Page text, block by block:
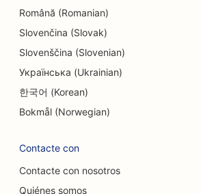
SEO para Escape Rooms
OE para restaurantes étnicos
SEO para restaurantes de la granja
SEO para restaurantes de comida
Română (Romanian)
Slovenčina (Slovak)
Slovenščina (Slovenian)
Українська (Ukrainian)
한국어 (Korean)
Bokmål (Norwegian)
Contacte con
Contacte con nosotros
Quiénes somos